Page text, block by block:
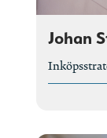
Johan